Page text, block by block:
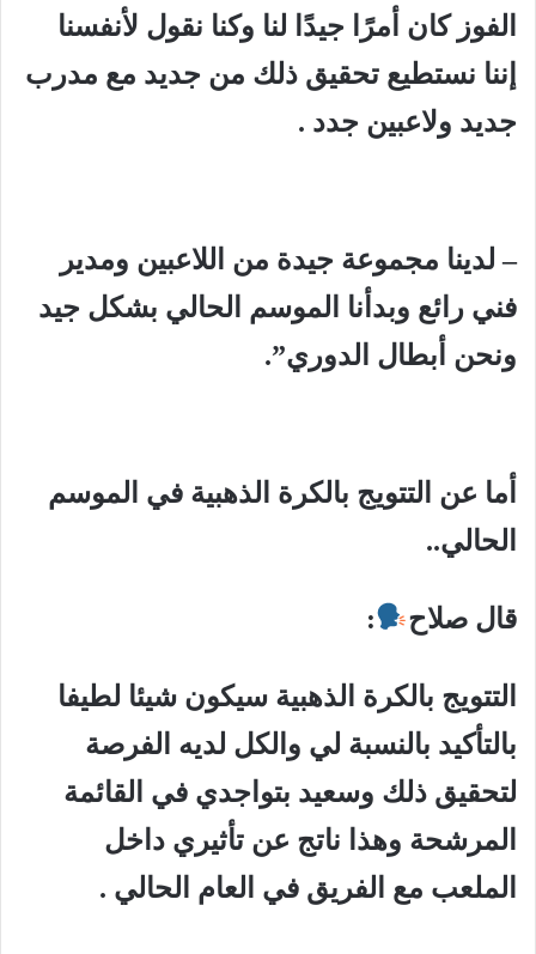
الفوز كان أمرًا جيدًا لنا وكنا نقول لأنفسنا
إننا نستطيع تحقيق ذلك من جديد مع مدرب
جديد ولاعبين جدد .
– لدينا مجموعة جيدة من اللاعبين ومدير
فني رائع وبدأنا الموسم الحالي بشكل جيد
ونحن أبطال الدوري”.
أما عن التتويج بالكرة الذهبية في الموسم
الحالي..
قال صلاح :
التتويج بالكرة الذهبية سيكون شيئا لطيفا
بالتأكيد بالنسبة لي والكل لديه الفرصة
لتحقيق ذلك وسعيد بتواجدي في القائمة
المرشحة وهذا ناتج عن تأثيري داخل
الملعب مع الفريق في العام الحالي .